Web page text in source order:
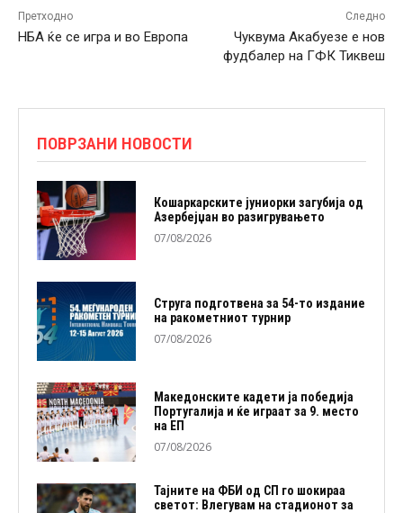
Претходно
НБА ќе се игра и во Европа
Следно
Чуквума Акабуезе е нов
фудбалер на ГФК Тиквеш
ПОВРЗАНИ НОВОСТИ
Кошаркарските јуниорки загубија од
Азербејџан во разигрувањето
07/08/2026
Струга подготвена за 54-то издание
на ракометниот турнир
07/08/2026
Македонските кадети ја победија
Португалија и ќе играат за 9. место
на ЕП
07/08/2026
Тајните на ФБИ од СП го шокираа
светот: Влегувам на стадионот за